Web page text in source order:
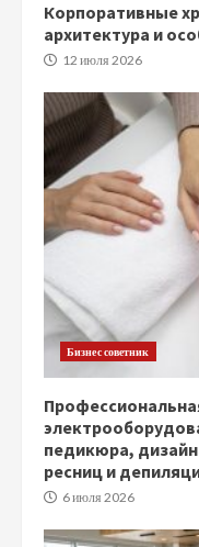
Корпоративные
архитектура и
12 июля 2026
Бизнес советник
педикюра,
ресниц и
6 июля 2026